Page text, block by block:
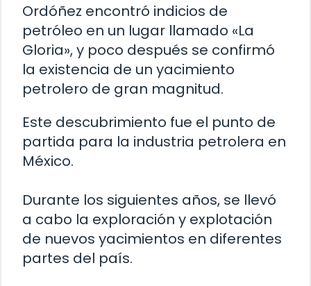
Ordóñez encontró indicios de
petróleo en un lugar llamado «La
Gloria», y poco después se confirmó
la existencia de un yacimiento
petrolero de gran magnitud.
Este descubrimiento fue el punto de
partida para la industria petrolera en
México.
Durante los siguientes años, se llevó
a cabo la exploración y explotación
de nuevos yacimientos en diferentes
partes del país.